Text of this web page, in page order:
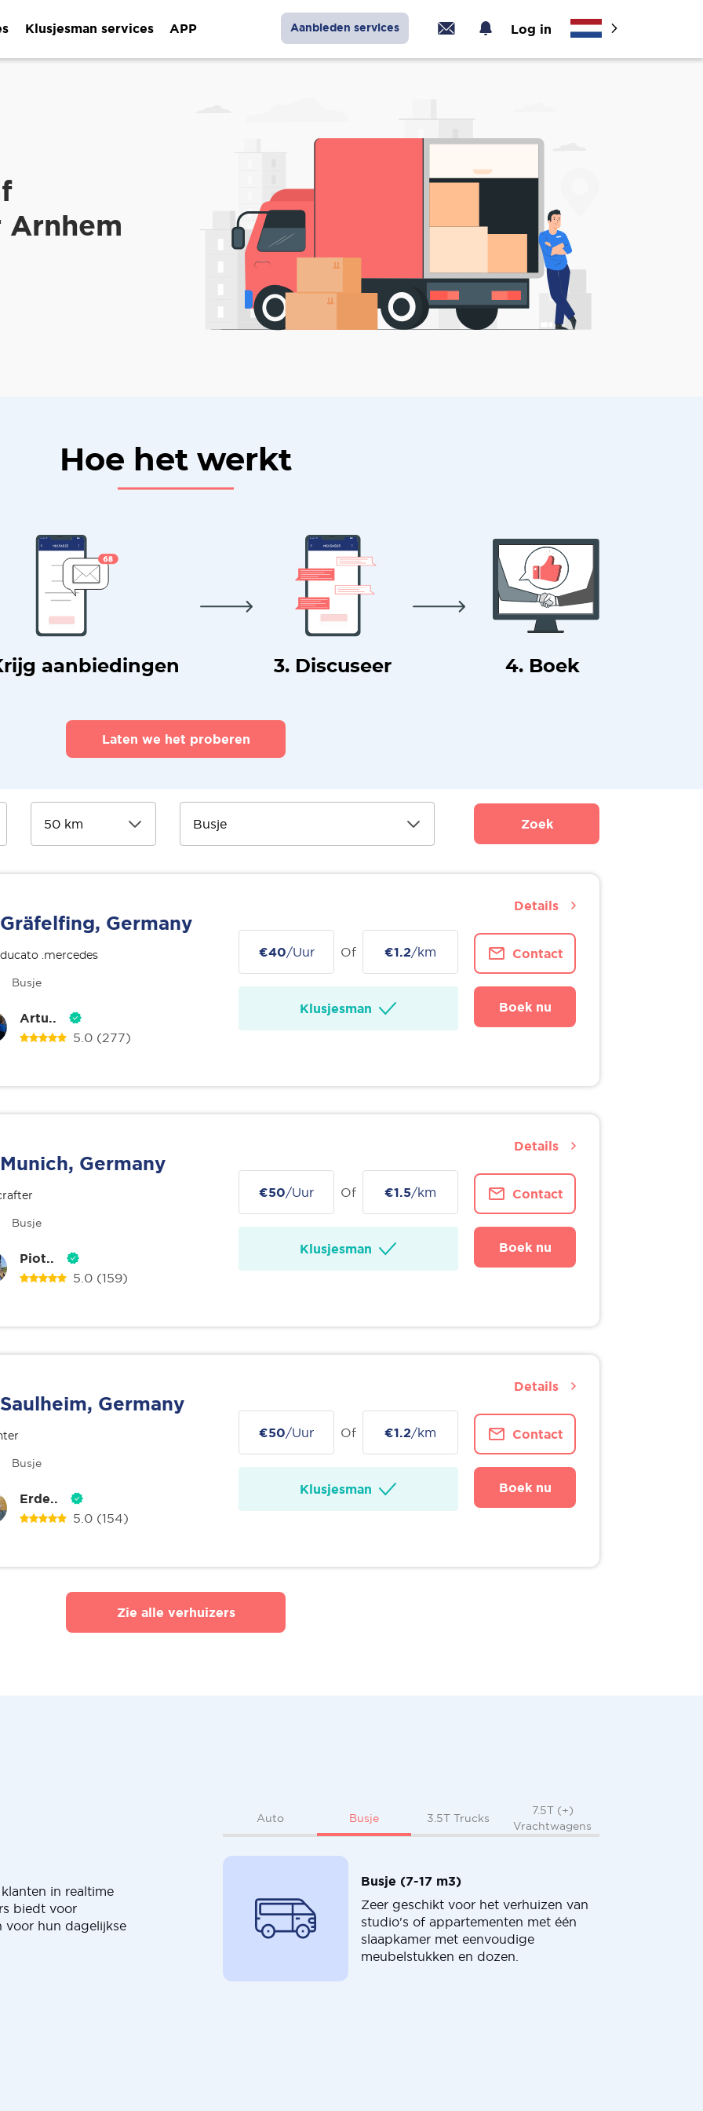
Klusjesman services APP Aanbieden services Log in
Arnhem
Hoe het werkt
aanbiedingen 3. Discuseer 4. Boek
Laten we het proberen
Zoek
Gräfelfing, Germany
.mercedes
Busje
Artu..
5.0 (277)
€40/Uur Of €1.2/km
Klusjesman
Contact
Boek nu
Details
Munich, Germany
Busje
Piot..
5.0 (159)
€50/Uur Of €1.5/km
Klusjesman
Contact
Boek nu
Details
Saulheim, Germany
Busje
Erde..
5.0 (154)
€50/Uur Of €1.2/km
Klusjesman
Contact
Boek nu
Details
Zie alle verhuizers
in realtime
biedt voor
voor hun dagelijkse
Auto Busje 3.5T Trucks
7.5T (+)
Vrachtwagens
Busje (7-17 m3)
Zeer geschikt voor het verhuizen van
studio's of appartementen met één
slaapkamer met eenvoudige
meubelstukken en dozen.